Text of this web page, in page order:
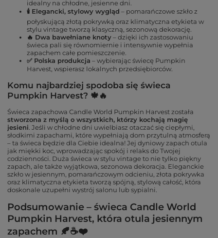
idealny na chłodne, jesienne dni.
🕯️ Elegancki, stylowy wygląd – pomarańczowe szkło z
połyskującą złotą pokrywką oraz klimatyczna etykieta w
stylu vintage tworzą klasyczną, sezonową dekorację.
🔥 Dwa bawełniane knoty– dzięki ich zastosowaniu
świeca pali się równomiernie i intensywnie wypełnia
zapachem całe pomieszczenie.
✅ Polska produkcja – wybierając świecę Pumpkin
Harvest, wspierasz lokalnych przedsiębiorców.
Komu najbardziej spodoba się świeca
Pumpkin Harvest? 🍁🔥
Świeca zapachowa Candle World Pumpkin Harvest została
stworzona z myślą o wszystkich, którzy kochają magię
jesieni. Jeśli w chłodne dni uwielbiasz otaczać się ciepłymi,
słodkimi zapachami, które wypełniają dom przytulną atmosferą
– ta świeca będzie dla Ciebie idealna! Jej dyniowy zapach otula
jak miękki koc, wprowadzając spokój i relaks do Twojej
codzienności. Duża świeca w stylu vintage to nie tylko piękny
zapach, ale także wyjątkowa, sezonowa dekoracja. Eleganckie
szkło w jesiennym, pomarańczowym odcieniu, złota pokrywka
oraz klimatyczna etykieta tworzą spójną, stylową całość, która
doskonale uzupełni wystrój salonu lub sypialni.
Podsumowanie – świeca Candle World
Pumpkin Harvest, która otula jesiennym
zapachem 🍂☕❤️